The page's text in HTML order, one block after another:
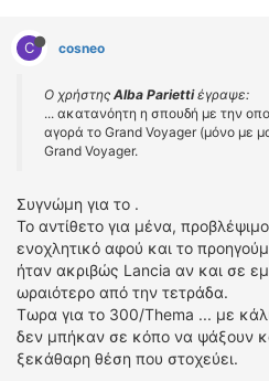
C cosneo
Ο χρήστης Alba Pariettiέγραψε:
... ακατανόητη η σπουδή με την
αγορά το Grand Voyager (μόνο με
Grand Voyager.
Συγνώμη για το .
Το αντίθετο για μένα,
ενοχλητικό αφού και το
ήταν ακριβώς Lancia αν και σε
ωραιότερο από την τετράδα.
Τωρα για το 300/Thema ... με
δεν μπήκαν σε κόπο να ψάξουν
ξεκάθαρη θέση που στοχεύει.